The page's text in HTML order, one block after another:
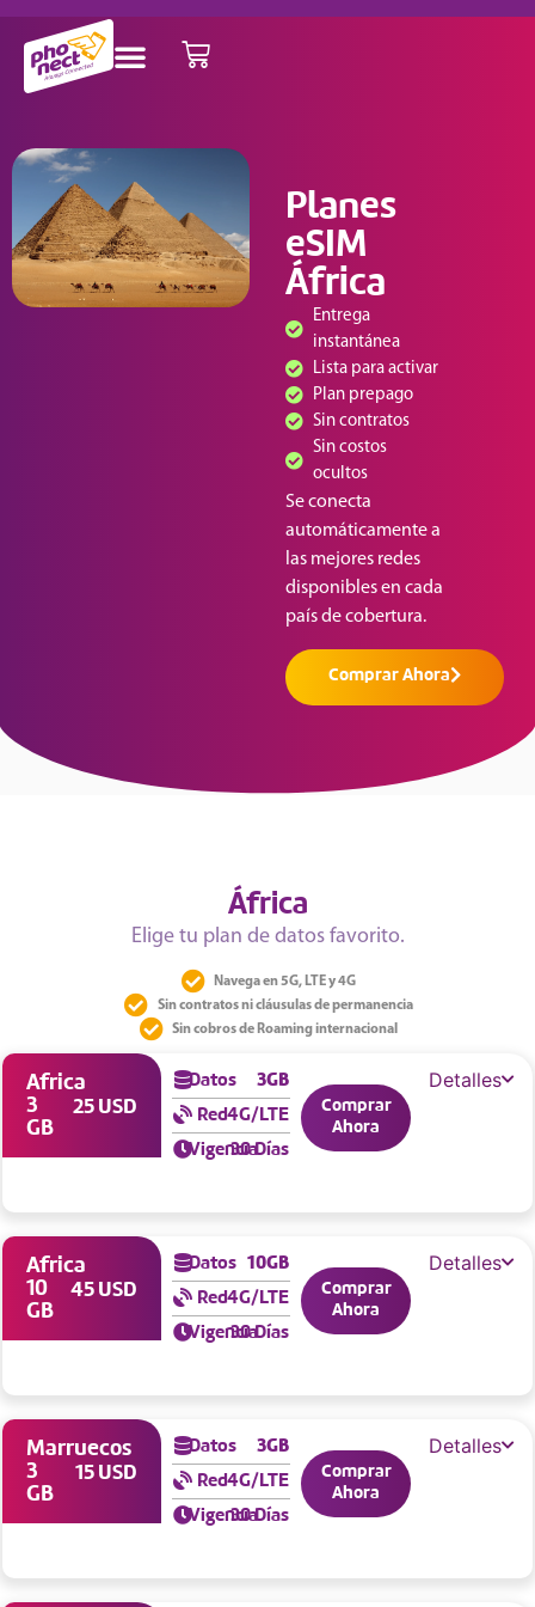
Planes
eSIM
África
Entrega
instantánea
Lista para activar
Plan prepago
Sin contratos
Sin costos
ocultos
Se conecta
automáticamente a
las mejores redes
disponibles en cada
país de cobertura.
Comprar Ahora
África
Elige tu plan de datos favorito.
Navega en 5G, LTE y 4G
Sin contratos ni cláusulas de permanencia
Sin cobros de Roaming internacional
Africa
3
GB
25 USD
Datos 3GB
Red4G/LTE
Vigencia30 Días
Comprar
Ahora
Detalles
Africa
10
GB
45 USD
Datos 10GB
Red4G/LTE
Vigencia30 Días
Comprar
Ahora
Detalles
Marruecos
3
GB
15 USD
Datos 3GB
Red4G/LTE
Vigencia30 Días
Comprar
Ahora
Detalles